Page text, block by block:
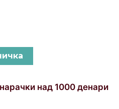
над 1000 денари